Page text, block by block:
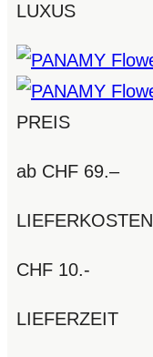
LUXUS
PREIS
ab CHF 69.–
LIEFERKOSTEN
CHF 10.-
LIEFERZEIT